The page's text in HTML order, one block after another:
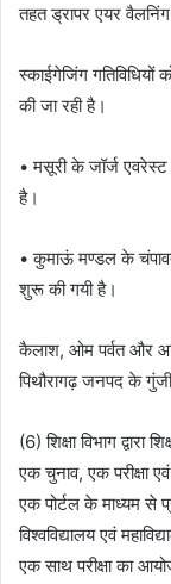
तहत ड्रापर एयर
स्काईगेजिंग गतिविधियों
की जा रही है।
• मसूरी के जॉर्ज एवरेस्ट
है।
• कुमाऊं मण्डल के चंपावत
शुरू की गयी है।
कैलाश, ओम पर्वत और
पिथौरागढ़ जनपद के
(6) शिक्षा विभाग
एक चुनाव, एक परीक्षा
एक पोर्टल के माध्यम से
विश्वविद्यालय एवं
एक साथ परीक्षा का